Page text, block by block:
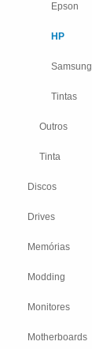
Epson
HP
Samsung
Tintas
Outros
Tinta
Discos
Drives
Memórias
Modding
Monitores
Motherboards